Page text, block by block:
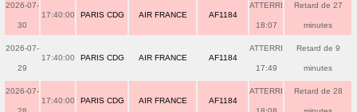
2026-07-
30
17:40:00 PARIS CDG AIR FRANCE AF1184
ATTERRI
18:07
Retard de 27
minutes
2026-07-
29
17:40:00 PARIS CDG AIR FRANCE AF1184
ATTERRI
17:49
Retard de 9
minutes
2026-07-
17:40:00 PARIS CDG AIR FRANCE AF1184
ATTERRI Retard de 28